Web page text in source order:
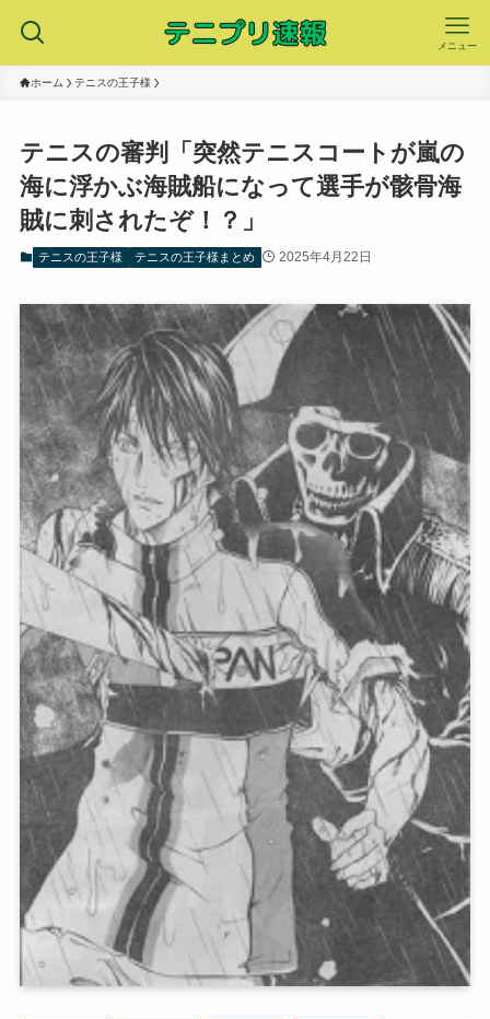
メニュー
ホーム テニスの王子様
テニスの審判「突然テニスコートが嵐の
海に浮かぶ海賊船になって選手が骸骨海
賊に刺されたぞ！？」
テニスの王子様 テニスの王子様まとめ 2025年4月22日